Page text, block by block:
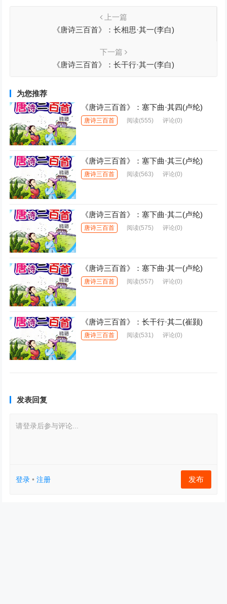
上一篇
《唐诗三百首》：长相思·其一(李白)
下一篇
《唐诗三百首》：长干行·其一(李白)
为您推荐
《唐诗三百首》：塞下曲·其四(卢纶)
唐诗三百首 阅读(555) 评论(0)
《唐诗三百首》：塞下曲·其三(卢纶)
唐诗三百首 阅读(563) 评论(0)
《唐诗三百首》：塞下曲·其二(卢纶)
唐诗三百首 阅读(575) 评论(0)
《唐诗三百首》：塞下曲·其一(卢纶)
唐诗三百首 阅读(557) 评论(0)
《唐诗三百首》：长干行·其二(崔颢)
唐诗三百首 阅读(531) 评论(0)
发表回复
请登录后参与评论...
登录 •注册 发布